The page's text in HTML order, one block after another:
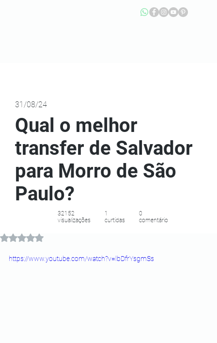
Avaliado com NaN de 5 estrelas.
https://www.youtube.com/watch?v=lbDfrYsgmSs
32152
visualizações
1
curtidas
0
comentário
Qual o melhor
transfer de Salvador
para Morro de São
Paulo?
31/08/24